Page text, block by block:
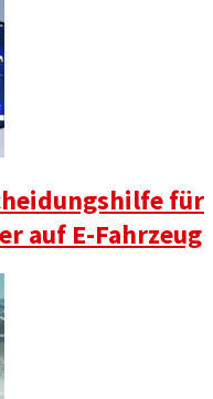
für
auf E-Fahrzeug